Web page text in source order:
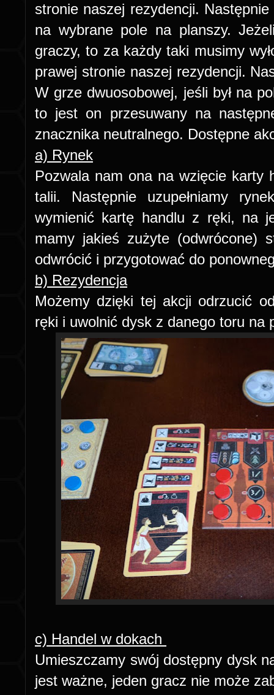
stronie naszej rezydencji.
na wybrane pole na planszy.
graczy, to za każdy taki musimy
prawej stronie naszej rezydencji.
W grze dwuosobowej, jeśli był na
to jest on przesuwany na
znacznika neutralnego. Dostępne
a) Rynek
Pozwala nam ona na wzięcie karty
talii. Następnie uzupełniamy
wymienić kartę handlu z ręki, na
mamy jakieś zużyte (odwrócone)
odwrócić i przygotować do
b) Rezydencja
Możemy dzięki tej akcji odrzucić
ręki i uwolnić dysk z danego toru
c) Handel w dokach
Umieszczamy swój dostępny dysk
jest ważne, jeden gracz nie może